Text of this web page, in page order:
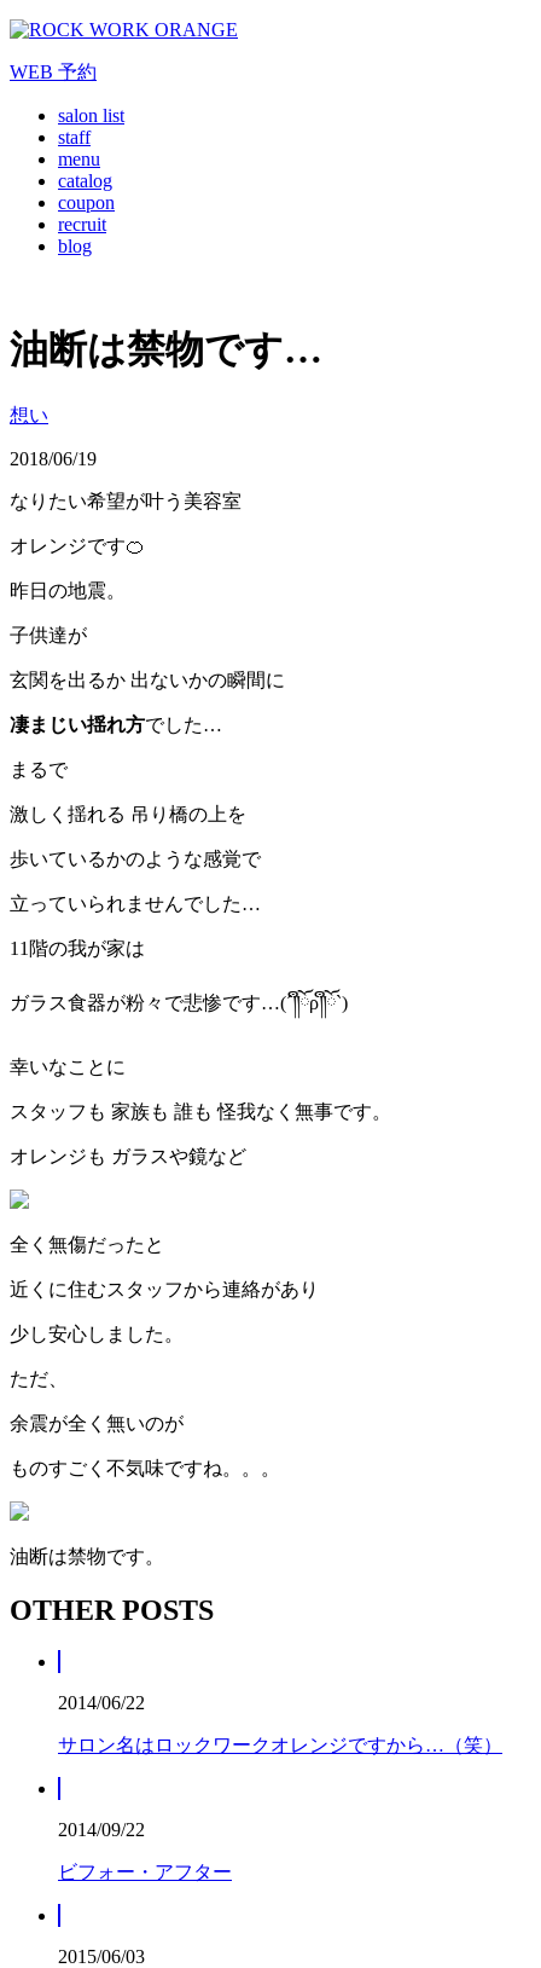
WEB 予約
salon list
staff
menu
catalog
coupon
recruit
blog
油断は禁物です…
想い
2018/06/19
なりたい希望が叶う美容室
オレンジです🍊
昨日の地震。
子供達が
玄関を出るか 出ないかの瞬間に
凄まじい揺れ方でした…
まるで
激しく揺れる 吊り橋の上を
歩いているかのような感覚で
立っていられませんでした…
11階の我が家は
ガラス食器が粉々で悲惨です…(´༎ຶོρ༎ຶོ`)
幸いなことに
スタッフも 家族も 誰も 怪我なく無事です。
オレンジも ガラスや鏡など
全く無傷だったと
近くに住むスタッフから連絡があり
少し安心しました。
ただ、
余震が全く無いのが
ものすごく不気味ですね。。。
油断は禁物です。
OTHER POSTS
2014/06/22
サロン名はロックワークオレンジですから…（笑）
2014/09/22
ビフォー・アフター
2015/06/03